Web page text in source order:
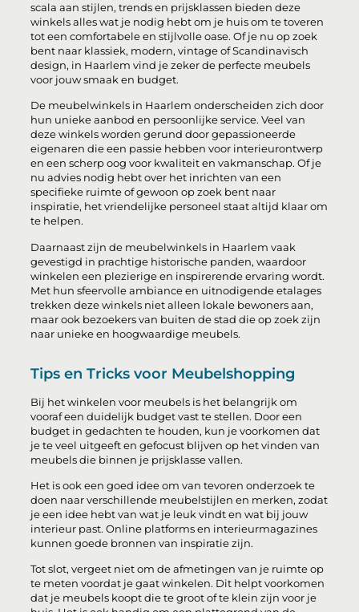
scala aan stijlen, trends en prijsklassen bieden deze
winkels alles wat je nodig hebt om je huis om te toveren
tot een comfortabele en stijlvolle oase. Of je nu op zoek
bent naar klassiek, modern, vintage of Scandinavisch
design, in Haarlem vind je zeker de perfecte meubels
voor jouw smaak en budget.
De meubelwinkels in Haarlem onderscheiden zich door
hun unieke aanbod en persoonlijke service. Veel van
deze winkels worden gerund door gepassioneerde
eigenaren die een passie hebben voor interieurontwerp
en een scherp oog voor kwaliteit en vakmanschap. Of je
nu advies nodig hebt over het inrichten van een
specifieke ruimte of gewoon op zoek bent naar
inspiratie, het vriendelijke personeel staat altijd klaar om
te helpen.
Daarnaast zijn de meubelwinkels in Haarlem vaak
gevestigd in prachtige historische panden, waardoor
winkelen een plezierige en inspirerende ervaring wordt.
Met hun sfeervolle ambiance en uitnodigende etalages
trekken deze winkels niet alleen lokale bewoners aan,
maar ook bezoekers van buiten de stad die op zoek zijn
naar unieke en hoogwaardige meubels.
Tips en Tricks voor Meubelshopping
Bij het winkelen voor meubels is het belangrijk om
vooraf een duidelijk budget vast te stellen. Door een
budget in gedachten te houden, kun je voorkomen dat
je te veel uitgeeft en gefocust blijven op het vinden van
meubels die binnen je prijsklasse vallen.
Het is ook een goed idee om van tevoren onderzoek te
doen naar verschillende meubelstijlen en merken, zodat
je een idee hebt van wat je leuk vindt en wat bij jouw
interieur past. Online platforms en interieurmagazines
kunnen goede bronnen van inspiratie zijn.
Tot slot, vergeet niet om de afmetingen van je ruimte op
te meten voordat je gaat winkelen. Dit helpt voorkomen
dat je meubels koopt die te groot of te klein zijn voor je